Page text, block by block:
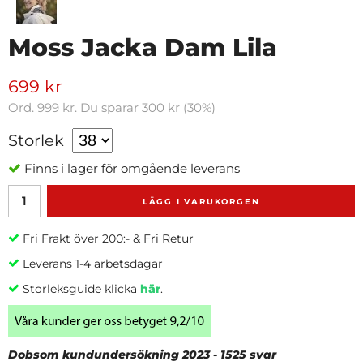
Moss Jacka Dam Lila
699 kr
Ord. 999 kr. Du sparar 300 kr (30%)
Storlek
Finns i lager för omgående leverans
LÄGG I VARUKORGEN
Fri Frakt över 200:- & Fri Retur
Leverans 1-4 arbetsdagar
Storleksguide klicka här.
Dobsom kundundersökning 2023 - 1525 svar